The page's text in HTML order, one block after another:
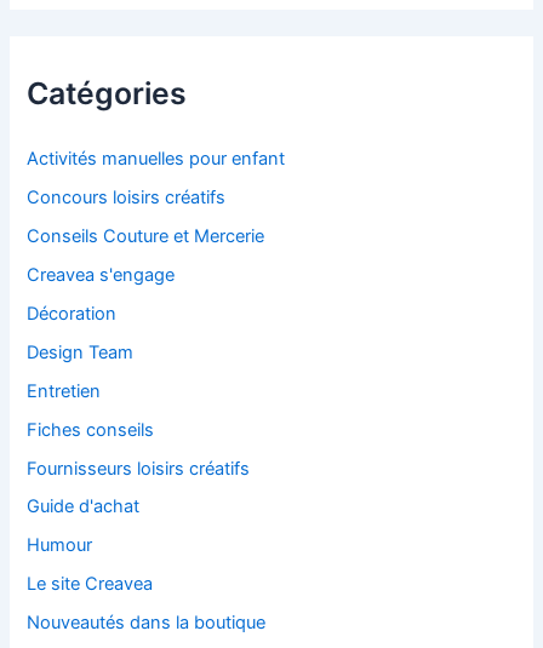
Catégories
Activités manuelles pour enfant
Concours loisirs créatifs
Conseils Couture et Mercerie
Creavea s'engage
Décoration
Design Team
Entretien
Fiches conseils
Fournisseurs loisirs créatifs
Guide d'achat
Humour
Le site Creavea
Nouveautés dans la boutique